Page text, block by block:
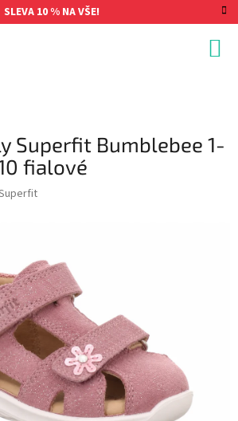
SLEVA 10 % NA VŠE!
Superfit Bumblebee 1-
fialové